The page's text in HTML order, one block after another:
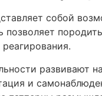
собой
позволяет
развивают
и